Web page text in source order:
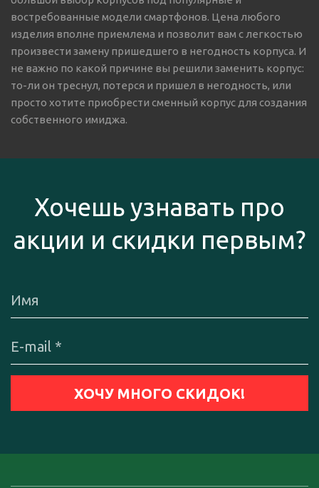
востребованные модели смартфонов. Цена любого
изделия вполне приемлема и позволит вам с легкостью
произвести замену пришедшего в негодность корпуса. И
не важно по какой причине вы решили заменить корпус:
то-ли он треснул, потерся и пришел в негодность, или
просто хотите приобрести сменный корпус для создания
собственного имиджа.
Хочешь узнавать про
акции и скидки первым?